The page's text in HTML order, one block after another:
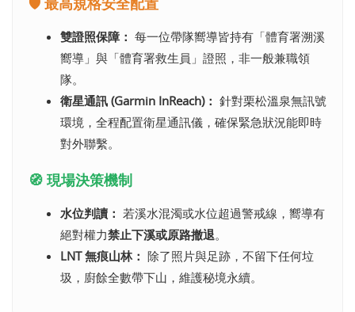
🛡️ 最高規格安全配置
雙證照保障： 每一位帶隊嚮導皆持有「體育署溯溪
嚮導」與「體育署救生員」證照，非一般兼職領
隊。
衛星通訊 (Garmin InReach)： 針對栗松溫泉無訊號
環境，全程配置衛星通訊儀，確保緊急狀況能即時
對外聯繫。
🧭 現場決策機制
水位判讀： 若溪水混濁或水位超過警戒線，嚮導有
絕對權力禁止下溪或原路撤退。
LNT 無痕山林： 除了照片與足跡，不留下任何垃
圾，廚餘全數帶下山，維護秘境永續。